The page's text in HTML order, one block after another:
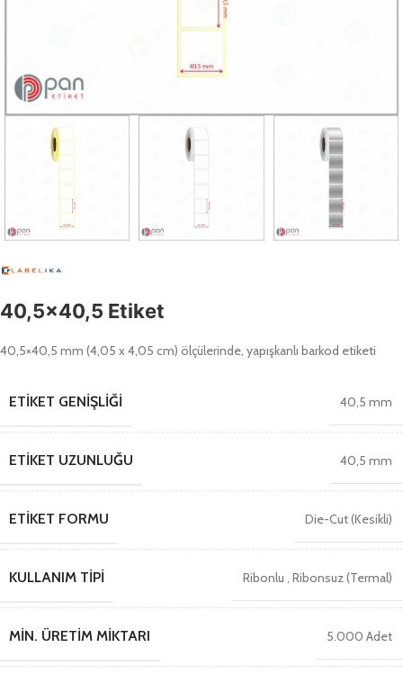
40,5×40,5 Etiket
40,5×40,5 mm (4,05 x 4,05 cm) ölçülerinde, yapışkanlı barkod etiketi
ETIKET GENIŞLIĞI 40,5 mm
ETIKET UZUNLUĞU 40,5 mm
ETIKET FORMU Die-Cut (Kesikli)
KULLANIM TIPI Ribonlu Ribonsuz (Termal)
MIN. ÜRETIM MIKTARI 5.000 Adet